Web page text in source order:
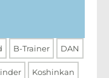
B-Trainer DAN
Koshinkan